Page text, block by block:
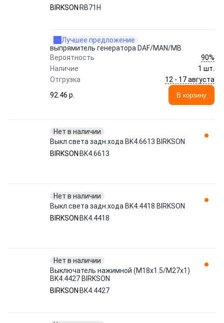
BIRKSON RB71H
Лучшее предложение
выпрямитель генератора DAF/MAN/MB
Вероятность
90%
Наличие
1 шт.
Отгрузка
12 - 17 августа
92.46 p.
В корзину
Нет в наличии
Выкл.света задн.хода BK4.6613 BIRKSON
BIRKSON BK4.6613
Нет в наличии
Выкл.света задн.хода BK4.4418 BIRKSON
BIRKSON BK4.4418
Нет в наличии
Выключатель нажимной (M18x1.5/M27x1)
BK4.4427 BIRKSON
BIRKSON BK4.4427